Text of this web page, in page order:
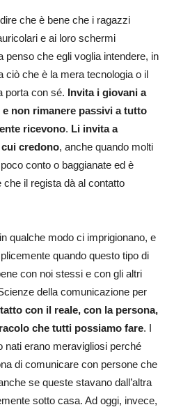
che è bene che i ragazzi
e ai loro schermi
penso che egli voglia intendere, in
ciò che è la mera tecnologia o il
porta con sé. Invita i giovani a
non rimanere passivi a tutto
ricevono. Li invita a
credono, anche quando molti
conto o baggianate ed è
il regista dà al contatto
qualche modo ci imprigionano, e
quando questo tipo di
con noi stessi e con gli altri
della comunicazione per
con il reale, con la persona,
che tutti possiamo fare. I
nati erano meravigliosi perché
di comunicare con persone che
se queste stavano dall’altra
sotto casa. Ad oggi, invece,